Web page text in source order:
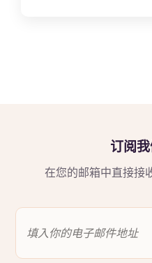
订阅
在您的邮箱中直接接